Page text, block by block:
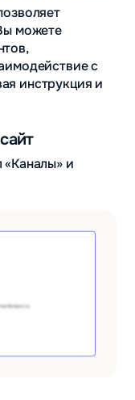
можете
с
инструкция и
и